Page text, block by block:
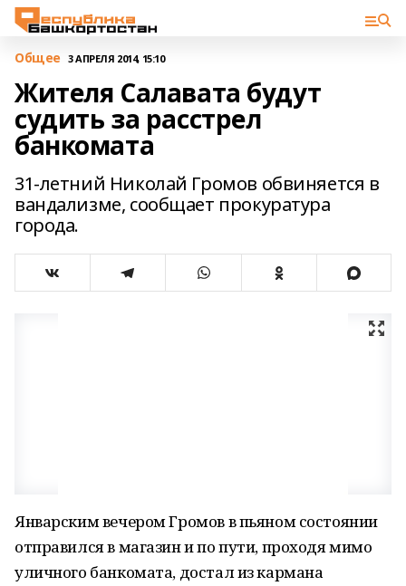
Общее 3 АПРЕЛЯ 2014, 15:10
Жителя Салавата будут
судить за расстрел
банкомата
31-летний Николай Громов обвиняется в
вандализме, сообщает прокуратура
города.
Январским вечером Громов в пьяном состоянии
отправился в магазин и по пути, проходя мимо
уличного банкомата, достал из кармана